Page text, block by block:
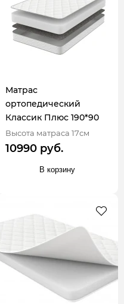
Матрас
ортопедический
Классик Плюс 190*90
Высота матраса 17см
10990 руб.
В корзину